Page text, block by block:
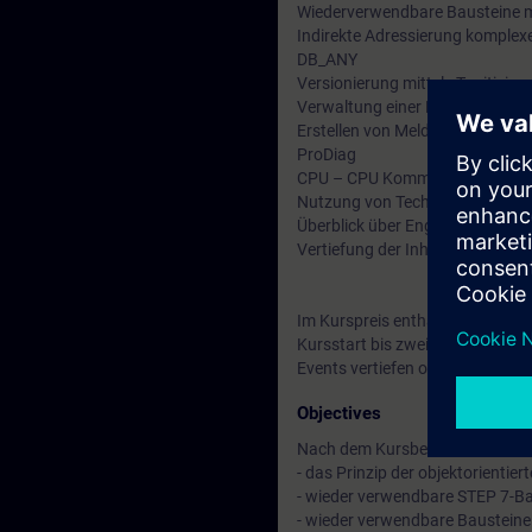
Wiederverwendbare
Indirekte Adressierung
DB_ANY
Versionierung mittels
Verwaltung einer Rezeptur-
Erstellen von Meldungen
ProDiag
CPU – CPU Kommunikation via
Nutzung von
Überblick über Engineering-
Vertiefung der Inhalte durch
Im Kurspreis enthalten: Ein
Kursstart bis zwei Wochen
Events vertiefen oder
Objectives
Nach dem Kursbesuch können
- das Prinzip der
- wieder verwendbare STEP 7-
- wieder verwendbare